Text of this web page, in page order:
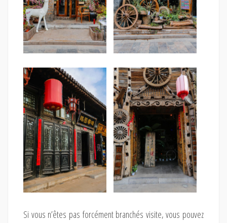
Si vous n’êtes pas forcément branchés visite, vous pouvez